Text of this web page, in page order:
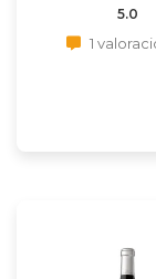
5.0
1